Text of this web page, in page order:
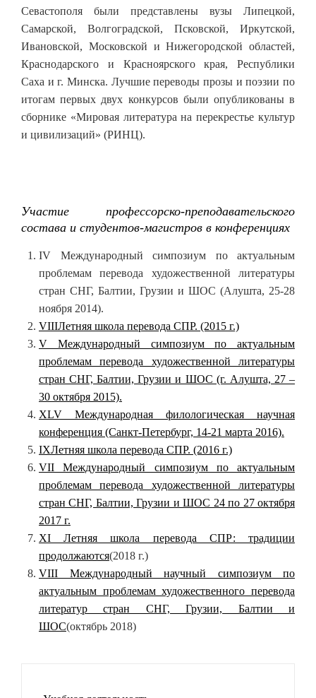
Севастополя были представлены вузы Липецкой,
Самарской, Волгоградской, Псковской, Иркутской,
Ивановской, Московской и Нижегородской областей,
Краснодарского и Красноярского края, Республики
Саха и г. Минска. Лучшие переводы прозы и поэзии по
итогам первых двух конкурсов были опубликованы в
сборнике «Мировая литература на перекрестье культур
и цивилизаций» (РИНЦ).
Участие профессорско-преподавательского
состава и студентов-магистров в конференциях
IV Международный симпозиум по актуальным
проблемам перевода художественной литературы
стран СНГ, Балтии, Грузии и ШОС (Алушта, 25-28
ноября 2014).
VIIIЛетняя школа перевода СПР. (2015 г.)
V Международный симпозиум по актуальным
проблемам перевода художественной литературы
стран СНГ, Балтии, Грузии и ШОС (г. Алушта, 27 –
30 октября 2015).
XLV Международная филологическая научная
конференция (Санкт-Петербург, 14-21 марта 2016).
IXЛетняя школа перевода СПР. (2016 г.)
VII Международный симпозиум по актуальным
проблемам перевода художественной литературы
стран СНГ, Балтии, Грузии и ШОС 24 по 27 октября
2017 г.
XI Летняя школа перевода СПР: традиции
продолжаются(2018 г.)
VIII Международный научный симпозиум по
актуальным проблемам художественного перевода
литератур стран СНГ, Грузии, Балтии и
ШОС(октябрь 2018)